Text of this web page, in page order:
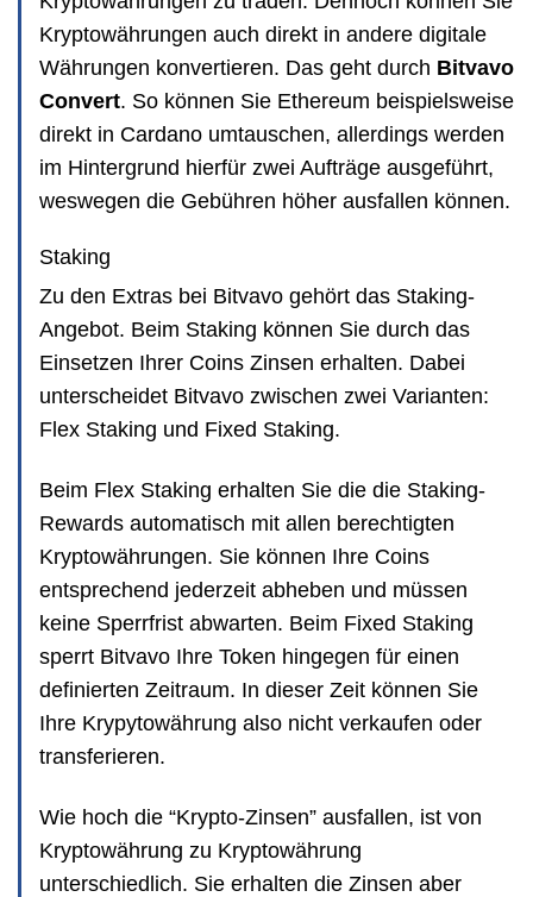
Kryptowährungen auch direkt in andere digitale
Währungen konvertieren. Das geht durch Bitvavo
Convert. So können Sie Ethereum beispielsweise
direkt in Cardano umtauschen, allerdings werden
im Hintergrund hierfür zwei Aufträge ausgeführt,
weswegen die Gebühren höher ausfallen können.
Staking
Zu den Extras bei Bitvavo gehört das Staking-
Angebot. Beim Staking können Sie durch das
Einsetzen Ihrer Coins Zinsen erhalten. Dabei
unterscheidet Bitvavo zwischen zwei Varianten:
Flex Staking und Fixed Staking.
Beim Flex Staking erhalten Sie die die Staking-
Rewards automatisch mit allen berechtigten
Kryptowährungen. Sie können Ihre Coins
entsprechend jederzeit abheben und müssen
keine Sperrfrist abwarten. Beim Fixed Staking
sperrt Bitvavo Ihre Token hingegen für einen
definierten Zeitraum. In dieser Zeit können Sie
Ihre Krypytowährung also nicht verkaufen oder
transferieren.
Wie hoch die “Krypto-Zinsen” ausfallen, ist von
Kryptowährung zu Kryptowährung
unterschiedlich. Sie erhalten die Zinsen aber